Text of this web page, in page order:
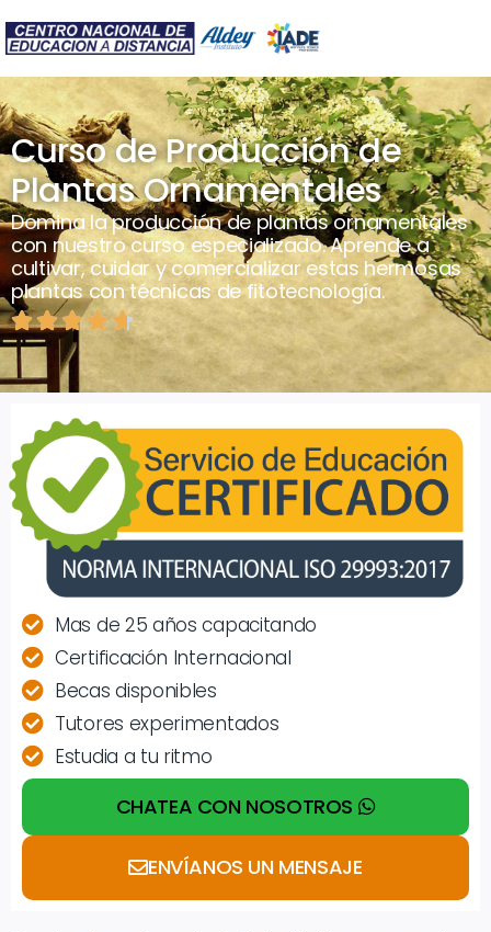
Curso de Producción de
Plantas Ornamentales
Domina la producción de plantas ornamentales
con nuestro curso especializado. Aprende a
cultivar, cuidar y comercializar estas hermosas
plantas con técnicas de fitotecnología.
 
Mas de 25 años capacitando
Certificación Internacional
Becas disponibles
Tutores experimentados
Estudia a tu ritmo
CHATEA CON NOSOTROS
ENVÍANOS UN MENSAJE